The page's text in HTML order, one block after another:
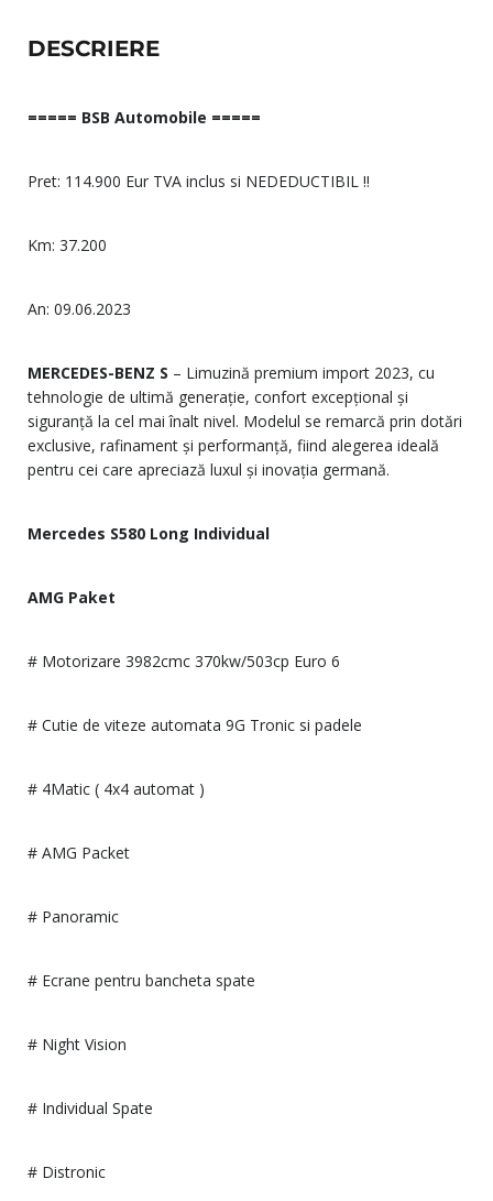
DESCRIERE
===== BSB Automobile =====
Pret: 114.900 Eur TVA inclus si NEDEDUCTIBIL !!
Km: 37.200
An: 09.06.2023
MERCEDES-BENZ S – Limuzină premium import 2023, cu
tehnologie de ultimă generație, confort excepțional și
siguranță la cel mai înalt nivel. Modelul se remarcă prin dotări
exclusive, rafinament și performanță, fiind alegerea ideală
pentru cei care apreciază luxul și inovația germană.
Mercedes S580 Long Individual
AMG Paket
# Motorizare 3982cmc 370kw/503cp Euro 6
# Cutie de viteze automata 9G Tronic si padele
# 4Matic ( 4x4 automat )
# AMG Packet
# Panoramic
# Ecrane pentru bancheta spate
# Night Vision
# Individual Spate
# Distronic